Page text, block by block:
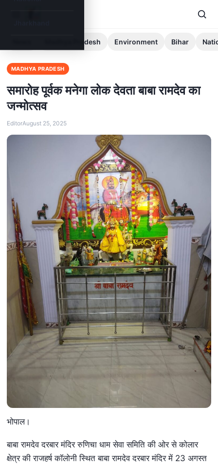
Madhya Pradesh Environment Bihar
MADHYA PRADESH
समारोह पूर्वक मनेगा लोक देवता बाबा रामदेव का
जन्मोत्सव
EditorAugust 25, 2025
भोपाल।
बाबा रामदेव दरबार मंदिर रुणिचा धाम सेवा समिति की ओर से कोलार
क्षेत्र की राजहर्ष कॉलोनी स्थित बाबा रामदेव दरबार मंदिर में 23 अगस्त